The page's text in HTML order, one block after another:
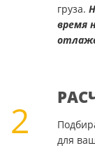
груза.
время
2
для